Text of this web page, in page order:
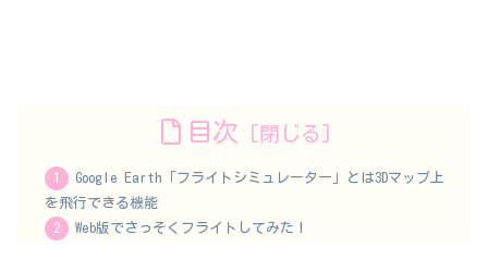
目次
Google Earth「フライトシミュレーター」とは3Dマップ上
を飛行できる機能
Web版でさっそくフライトしてみた！